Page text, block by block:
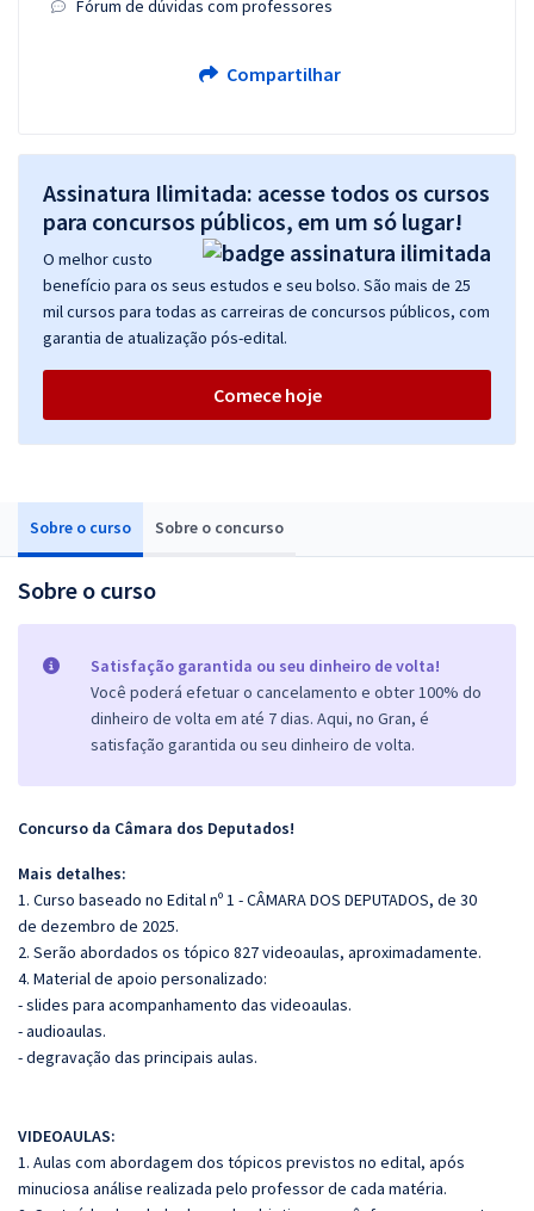
Sobre o curso Sobre o concurso
Sobre o curso
Satisfação garantida ou seu dinheiro de volta!
Você poderá efetuar o cancelamento e obter 100% do
dinheiro de volta em até 7 dias. Aqui, no Gran, é
satisfação garantida ou seu dinheiro de volta.
Concurso da Câmara dos Deputados!
Mais detalhes:
1. Curso baseado no Edital nº 1 - CÂMARA DOS DEPUTADOS, de 30
de dezembro de 2025.
2. Serão abordados os tópico 827videoaulas, aproximadamente.
4. Material de apoio personalizado:
- slides para acompanhamento das videoaulas.
- audioaulas.
- degravação das principais aulas.
VIDEOAULAS:
1. Aulas com abordagem dos tópicos previstos no edital, após
minuciosa análise realizada pelo professor de cada matéria.
Fórum de dúvidas com professores
Compartilhar
Assinatura Ilimitada: acesse todos os cursos
para concursos públicos, em um só lugar!
O melhor custo
benefício para os seus estudos e seu bolso. São mais de 25
mil cursos para todas as carreiras de concursos públicos, com
garantia de atualização pós-edital.
Comece hoje